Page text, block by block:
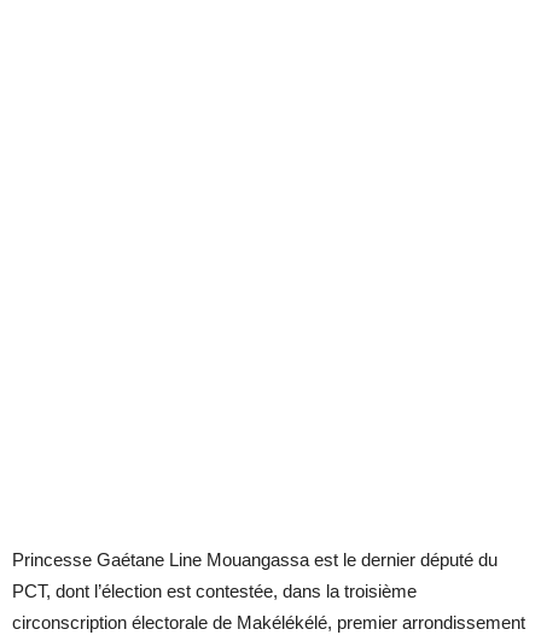
Princesse Gaétane Line Mouangassa est le dernier député du
PCT, dont l’élection est contestée, dans la troisième
circonscription électorale de Makélékélé, premier arrondissement